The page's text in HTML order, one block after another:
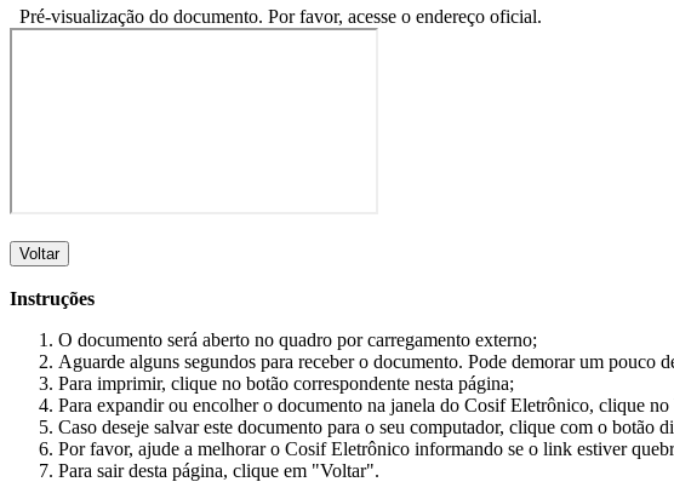
Pré-visualização do documento. Por favor, acesse o endereço oficial.
Voltar
Instruções
O documento será aberto no quadro por carregamento externo;
Aguarde alguns segundos para receber o documento. Pode demorar um pouco
Para imprimir, clique no botão correspondente nesta página;
Para expandir ou encolher o documento na janela do Cosif Eletrônico, clique
Caso deseje salvar este documento para o seu computador, clique com o
Por favor, ajude a melhorar o Cosif Eletrônico informando se o link estiver
Para sair desta página, clique em "Voltar".